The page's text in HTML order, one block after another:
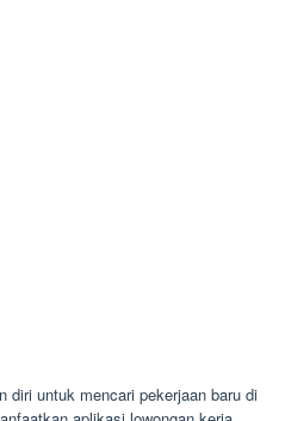
diri untuk mencari pekerjaan baru di